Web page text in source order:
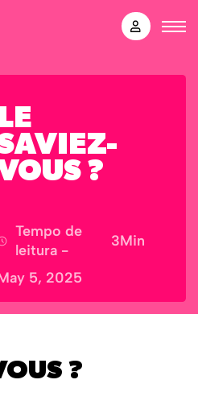
LE
?
Tempo de
leitura -
3Min
5, 2025
?